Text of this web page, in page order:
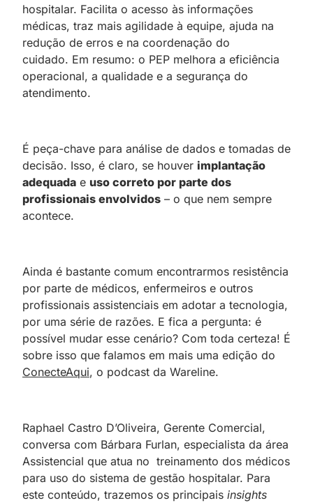
hospitalar. Facilita o acesso às informações
médicas, traz mais agilidade à equipe, ajuda na
redução de erros e na coordenação do
cuidado. Em resumo: o PEP melhora a eficiência
operacional, a qualidade e a segurança do
atendimento.
É peça-chave para análise de dados e tomadas de
decisão. Isso, é claro, se houver implantação
adequada e uso correto por parte dos
profissionais envolvidos – o que nem sempre
acontece.
Ainda é bastante comum encontrarmos resistência
por parte de médicos, enfermeiros e outros
profissionais assistenciais em adotar a tecnologia,
por uma série de razões. E fica a pergunta: é
possível mudar esse cenário? Com toda certeza! É
sobre isso que falamos em mais uma edição do
ConecteAqui, o podcast da Wareline.
Raphael Castro D’Oliveira, Gerente Comercial,
conversa com Bárbara Furlan, especialista da área
Assistencial que atua no treinamento dos médicos
para uso do sistema de gestão hospitalar. Para
este conteúdo, trazemos os principais insights